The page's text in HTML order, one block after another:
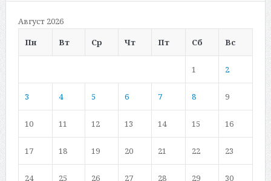
Август 2026
Пн
Вт Ср Чт Пт Сб Вс
1 2
3 4 5 6 7 8 9
10 11 12 13 14 15 16
17 18 19 20 21 22 23
24 25 26 27 28 29 30